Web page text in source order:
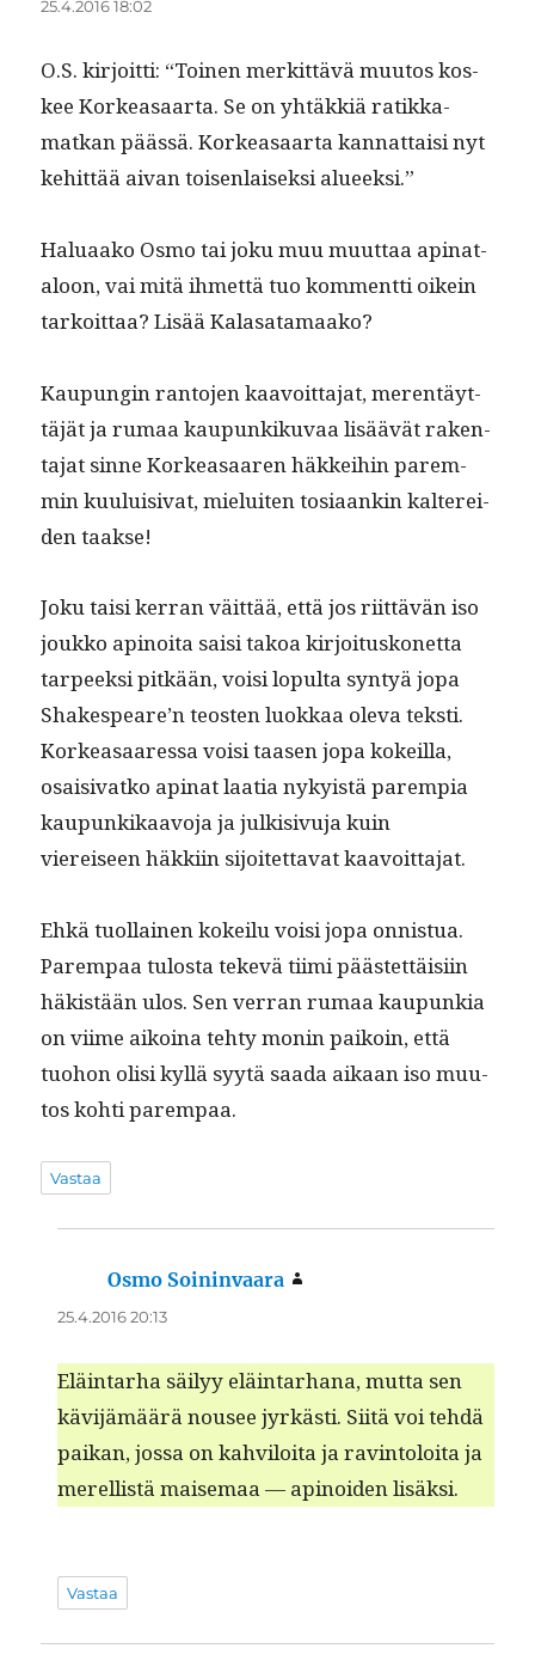
25.4.2016 18:02
O.S. kir­joit­ti: “Toinen merkit­tävä muu­tos kos­
kee Korkeasaar­ta. Se on yhtäkkiä ratikka­
matkan päässä. Korkeasaar­ta kan­nat­taisi nyt
kehit­tää aivan toisen­laisek­si alueeksi.”
Halu­aako Osmo tai joku muu muut­taa apina­t­
aloon, vai mitä ihmettä tuo kom­ment­ti oikein
tarkoit­taa? Lisää Kalasatamaako?
Kaupun­gin ranto­jen kaavoit­ta­jat, mer­en­täyt­
täjät ja rumaa kaupunkiku­vaa lisäävät rak­en­
ta­jat sinne Korkeasaaren häkkei­hin parem­
min kuu­luisi­vat, mieluiten tosi­aankin kalterei­
den taakse!
Joku taisi ker­ran väit­tää, että jos riit­tävän iso
joukko apinoi­ta saisi takoa kir­joi­tuskonet­ta
tarpeek­si pitkään, voisi lop­ul­ta syn­tyä jopa
Shake­speare’n teosten luokkaa ole­va tek­sti.
Korkeasaa­res­sa voisi taasen jopa kokeil­la,
osaisi­vatko apinat laa­tia nyky­istä parem­pia
kaupunkikaavo­ja ja julk­i­sivu­ja kuin
viereiseen häkki­in sijoitet­ta­vat kaavoittajat.
Ehkä tuol­lainen kokeilu voisi jopa onnis­tua.
Parem­paa tulosta tekevä tii­mi päästet­täisi­in
häk­istään ulos. Sen ver­ran rumaa kaupunkia
on viime aikoina tehty monin paikoin, että
tuo­hon olisi kyl­lä syytä saa­da aikaan iso muu­
tos kohti parempaa.
Vastaa
Osmo Soininvaara
25.4.2016 20:13
Eläin­tarha säi­lyy eläin­tarhana, mut­ta sen
kävi­jämäärä nousee jyrkästi. Siitä voi tehdä
paikan, jos­sa on kahviloi­ta ja rav­in­toloi­ta ja
merel­listä maise­maa — apinoiden lisäksi.
Vastaa